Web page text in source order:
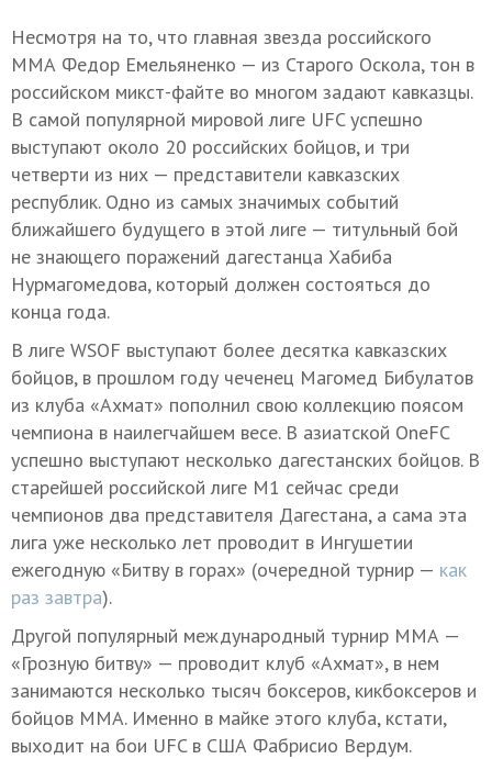
Несмотря на то, что главная звезда российского
ММА Федор Емельяненко — из Старого Оскола, тон в
российском микст-файте во многом задают кавказцы.
В самой популярной мировой лиге UFC успешно
выступают около 20 российских бойцов, и три
четверти из них — представители кавказских
республик. Одно из самых значимых событий
ближайшего будущего в этой лиге — титульный бой
не знающего поражений дагестанца Хабиба
Нурмагомедова, который должен состояться до
конца года.
В лиге WSOF выступают более десятка кавказских
бойцов, в прошлом году чеченец Магомед Бибулатов
из клуба «Ахмат» пополнил свою коллекцию поясом
чемпиона в наилегчайшем весе. В азиатской OneFC
успешно выступают несколько дагестанских бойцов. В
старейшей российской лиге М1 сейчас среди
чемпионов два представителя Дагестана, а сама эта
лига уже несколько лет проводит в Ингушетии
ежегодную «Битву в горах» (очередной турнир — как
раз завтра).
Другой популярный международный турнир ММА —
«Грозную битву» — проводит клуб «Ахмат», в нем
занимаются несколько тысяч боксеров, кикбоксеров и
бойцов ММА. Именно в майке этого клуба, кстати,
выходит на бои UFC в США Фабрисио Вердум.